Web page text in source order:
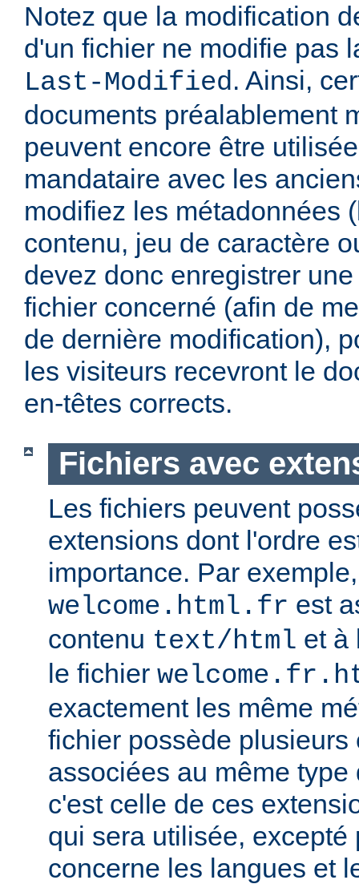
Notez que la modification
d'un fichier ne modifie pas
Last-Modified. Ainsi,
documents préalablement
peuvent encore être
mandataire avec les
modifiez les métadonnées
contenu, jeu de caractère
devez donc enregistrer
fichier concerné (afin de
de dernière modification),
les visiteurs recevront le
en-têtes corrects.
Fichiers avec
Les fichiers peuvent
extensions dont l'ordre
importance. Par
welcome.html.fr est
contenu text/html et à
le fichier
exactement les même
fichier possède plusieurs
associées au même
c'est celle de ces
qui sera utilisée, excepté
concerne les langues et